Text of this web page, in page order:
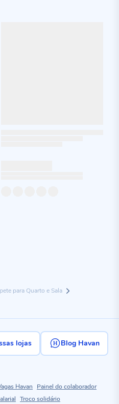
para Quarto e Sala
lojas Blog Havan
Havan
Painel do colaborador
Troco solidário